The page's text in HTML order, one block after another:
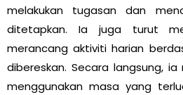
melakukan tugasan dan
ditetapkan. Ia juga turut
merancang aktiviti harian
dibereskan. Secara langsung,
menggunakan masa yang